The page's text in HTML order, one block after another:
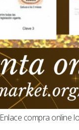
Enlace compra online